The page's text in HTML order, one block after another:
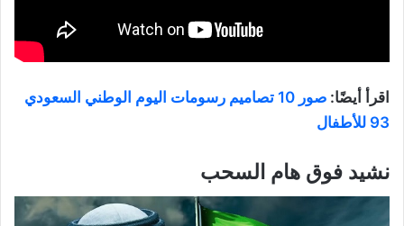
اقرأ أيضًا:
صور 10 تصاميم رسومات اليوم الوطني السعودي
93 للأطفال
نشيد فوق هام السحب